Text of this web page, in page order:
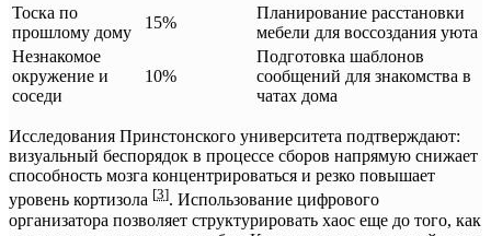
Тоска по
прошлому дому
15%
Планирование расстановки
мебели для воссоздания уюта
Незнакомое
окружение и
соседи
10%
Подготовка шаблонов
сообщений для знакомства в
чатах дома
Исследования Принстонского университета подтверждают:
визуальный беспорядок в процессе сборов напрямую снижает
способность мозга концентрироваться и резко повышает
уровень кортизола [3]. Использование цифрового
организатора позволяет структурировать хаос еще до того, как